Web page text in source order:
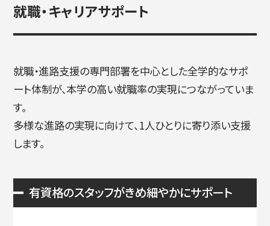
就職・キャリアサポート
就職・進路支援の専門部署を中心とした全学的なサポ
ート体制が、本学の高い就職率の実現につながっていま
す。
多様な進路の実現に向けて、1人ひとりに寄り添い支援
します。
有資格のスタッフがきめ細やかにサポート